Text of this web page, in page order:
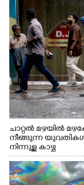
ചാറ്റൽ മഴയിൽ
നീങ്ങുന്ന
നിന്നുള്ള കാഴ്ച